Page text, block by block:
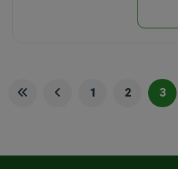
1 2 3